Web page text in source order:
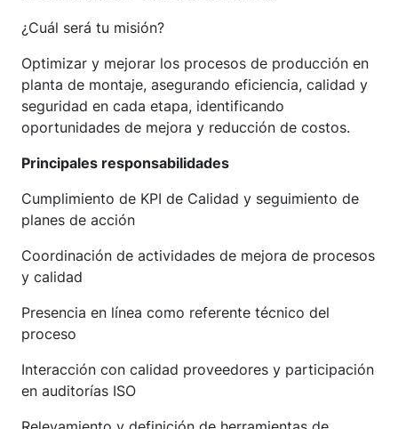
¿Cuál será tu misión?
Optimizar y mejorar los procesos de producción en
planta de montaje, asegurando eficiencia, calidad y
seguridad en cada etapa, identificando
oportunidades de mejora y reducción de costos.
Principales responsabilidades
Cumplimiento de KPI de Calidad y seguimiento de
planes de acción
Coordinación de actividades de mejora de procesos
y calidad
Presencia en línea como referente técnico del
proceso
Interacción con calidad proveedores y participación
en auditorías ISO